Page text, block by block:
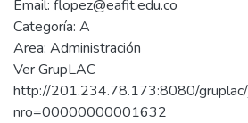
Email: flopez@eafit.edu.co
Categoría: A
Area: Administración
Ver GrupLAC
http://201.234.78.173:8080/gruplac/
nro=00000000001632